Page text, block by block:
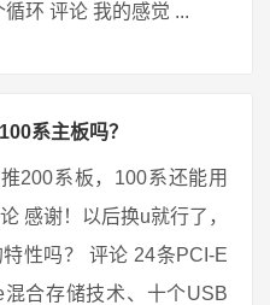
环 评论 我的感觉 ...
系主板吗？
200系板，100系还能用
感谢！以后换u就行了，
性吗？ 评论 24条PCI-E
合存储技术、十个USB